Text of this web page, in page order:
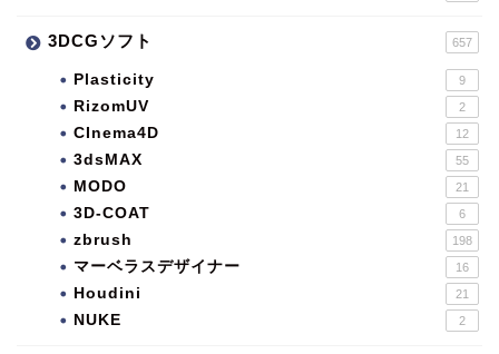
3DCGソフト 657
Plasticity 9
RizomUV 2
CInema4D 12
3dsMAX 55
MODO 21
3D-COAT 6
zbrush 198
マーベラスデザイナー 16
Houdini 21
NUKE 2